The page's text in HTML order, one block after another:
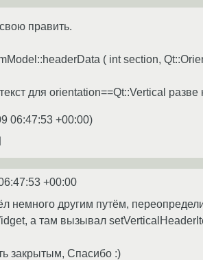
править.
( int section,
для orientation==Qt::Vertical разве
06:47:53 +00:00)
+00:00
немного другим путём,
а там вызывал
закрытым, Спасибо :)